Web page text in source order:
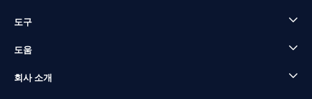
도구
도움
회사 소개